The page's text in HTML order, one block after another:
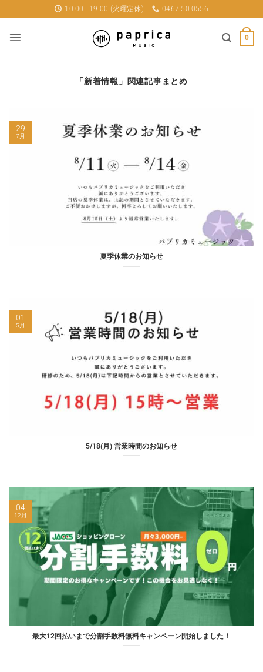
to
content
10:00 - 19:00 (火曜定休) 0467-50-0556
0
「新着情報 」関連記事まとめ
夏季休業のお知らせ
29
7月
5/18(月) 営業時間のお知らせ
01
5月
最大12回払いまで分割手数料無料キャンペーン開始しました！
04
12月